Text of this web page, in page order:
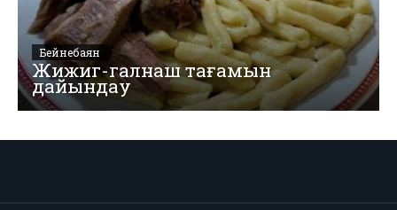
Бейнебаян
Жижиг-галнаш тағамын
дайындау